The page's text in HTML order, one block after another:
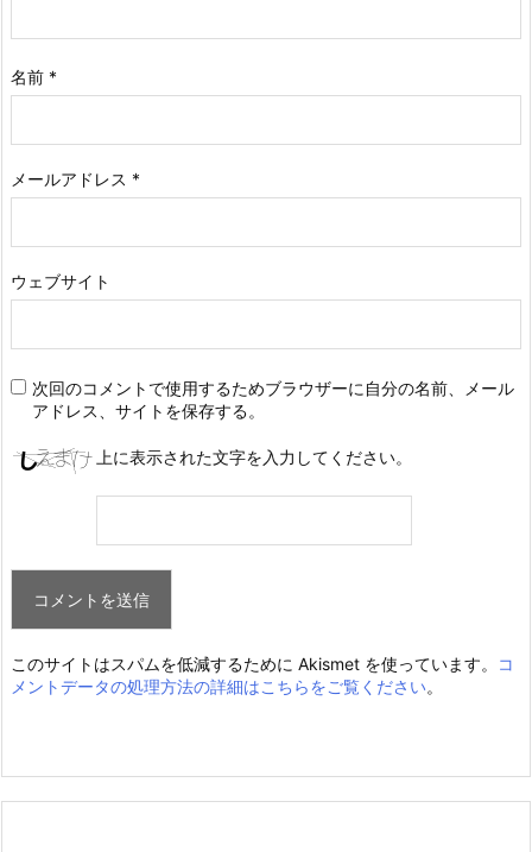
名前 *
メールアドレス *
ウェブサイト
次回のコメントで使用するためブラウザーに自分の名前、メール
アドレス、サイトを保存する。
上に表示された文字を入力してください。
このサイトはスパムを低減するために Akismet を使っています。
コ
メントデータの処理方法の詳細はこちらをご覧ください。